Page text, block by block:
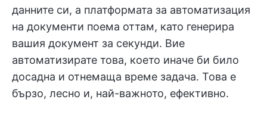
данните си, а платформата за автоматизация
на документи поема оттам, като генерира
вашия документ за секунди. Вие
автоматизирате това, което иначе би било
досадна и отнемаща време задача. Това е
бързо, лесно и, най-важното, ефективно.